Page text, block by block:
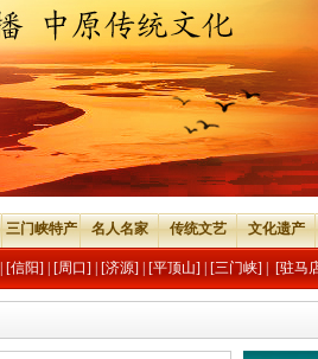
三门峡特产 名人名家 传统文艺 文化遗产
[信阳] [周口] [济源] [平顶山] [三门峡] [驻马